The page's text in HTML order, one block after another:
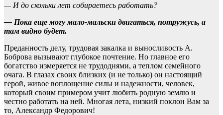
— И до скольки лет собираетесь работать?
— Пока еще могу мало-мальски двигаться, потружусь, а
там видно будет.
Преданность делу, трудовая закалка и выносливость А.
Боброва вызывают глубокое почтение. Но главное его
богатство измеряется не трудоднями, а теплом семейного
очага. В глазах своих близких (и не только) он настоящий
герой, живое воплощение силы и надежности, человек,
который своим примером учит любить родную землю и
честно работать на ней. Многая лета, низкий поклон Вам за
то, Александр Федорович!